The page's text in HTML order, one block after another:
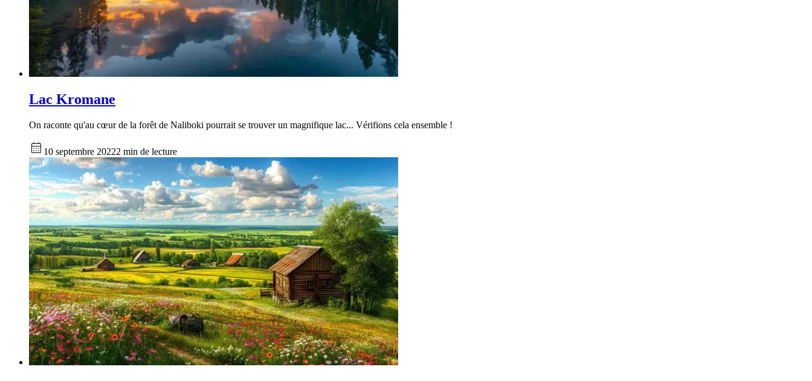
Lac Kromane
On raconte qu'au cœur de la forêt de Naliboki pourrait se trouver un magnifique lac... Vérifions cela ensemble !
10 septembre 20222 min de lecture